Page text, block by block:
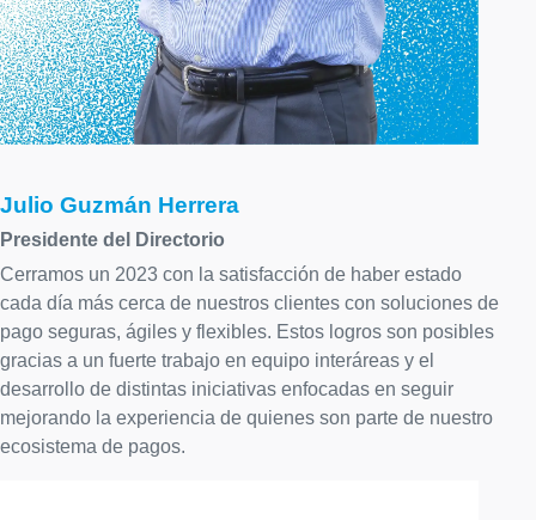
Julio Guzmán Herrera
Presidente del Directorio
Cerramos un 2023 con la satisfacción de haber estado
cada día más cerca de nuestros clientes con soluciones de
pago seguras, ágiles y flexibles. Estos logros son posibles
gracias a un fuerte trabajo en equipo interáreas y el
desarrollo de distintas iniciativas enfocadas en seguir
mejorando la experiencia de quienes son parte de nuestro
ecosistema de pagos.